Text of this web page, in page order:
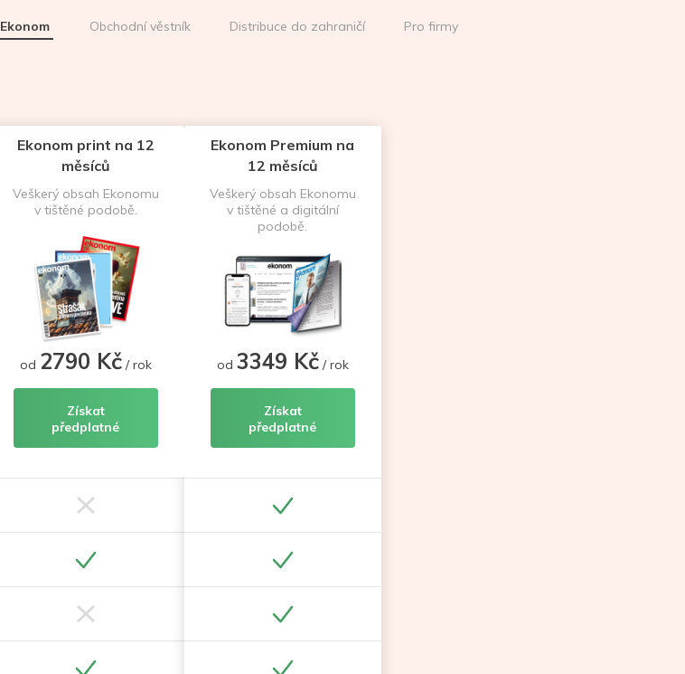
Ekonom Obchodní věstník Distribuce do zahraničí Pro firmy
Ekonom print na 12
měsíců
Veškerý obsah Ekonomu
v tištěné podobě.
od 2790 Kč/ rok
Získat
předplatné
Ekonom Premium na
12 měsíců
Veškerý obsah Ekonomu
v tištěné a digitální
podobě.
od 3349 Kč/ rok
Získat
předplatné